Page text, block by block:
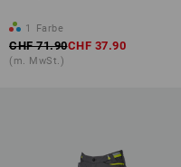
1 Farbe
CHF 71.90CHF 37.90
(m. MwSt.)